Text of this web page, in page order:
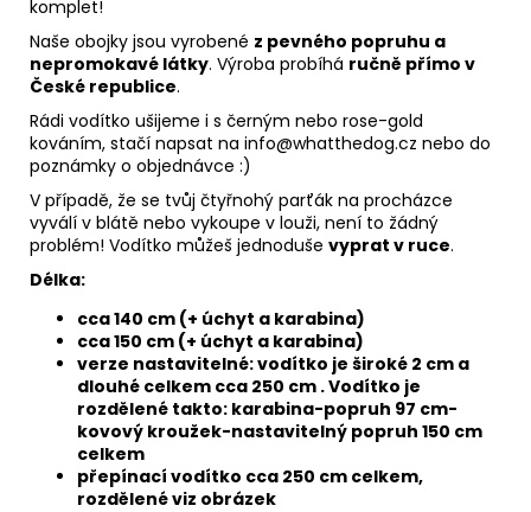
komplet!
Naše obojky jsou vyrobené z pevného popruhu a
nepromokavé látky. Výroba probíhá ručně přímo v
České republice.
Rádi vodítko ušijeme i s černým nebo rose-gold
kováním, stačí napsat na info@whatthedog.cz nebo do
poznámky o objednávce :)
V případě, že se tvůj čtyřnohý parťák na procházce
vyválí v blátě nebo vykoupe v louži, není to žádný
problém! Vodítko můžeš jednoduše vyprat v ruce.
Délka:
cca 140 cm (+ úchyt a karabina)
cca 150 cm (+ úchyt a karabina)
verze nastavitelné: vodítko je široké 2 cm a
dlouhé celkem cca 250 cm . Vodítko je
rozdělené takto: karabina-popruh 97 cm-
kovový kroužek-nastavitelný popruh 150 cm
celkem
přepínací vodítko cca 250 cm celkem,
rozdělené viz obrázek